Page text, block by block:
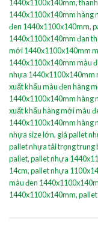
1440x1100x140mm,
1440x1100x140mm hàng
đen 1440x1100x140mm,
1440x1100x140mm đan
mới 1440x1100x140mm
1440x1100x140mm màu
nhựa 1440x1100x140mm
xuất khẩu màu đen hàng
1440x1100x140mm hàng
xuất khẩu hàng mới màu
1440x1100x140mm hàng
nhựa size lớn, giá pallet
pallet nhựa tải trọng trung
pallet,pallet nhựa
14cm,pallet nhựa
màu đen
1440x1100x140mm,